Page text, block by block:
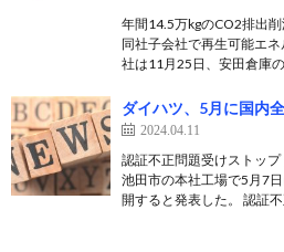
年間14.5万kgのCO2排出削
同社子会社で再生可能エ
社は11月25日、安田倉庫
ダイハツ、5月に国内
2024.04.11
認証不正問題受けストッ
池田市の本社工場で5月7
開すると発表した。 認証